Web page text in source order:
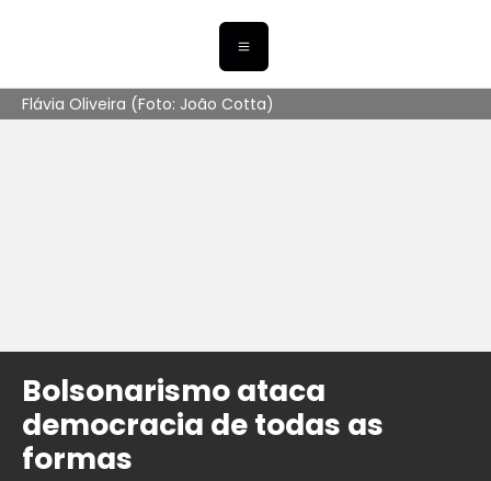
Flávia Oliveira (Foto: João Cotta)
Bolsonarismo ataca
democracia de todas as
formas